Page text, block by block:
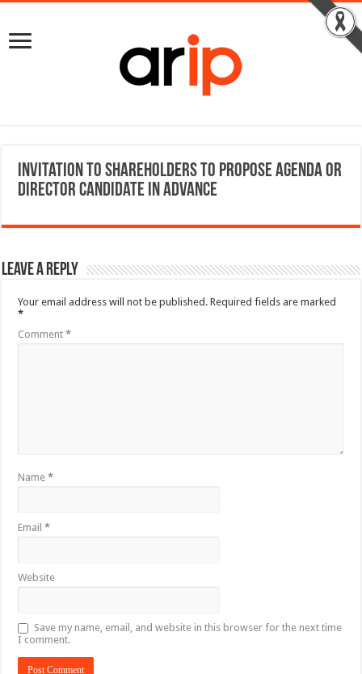
Invitation to Shareholders to propose agenda or
director candidate in advance
Leave a Reply
Your email address will not be published. Required fields are marked
*
Comment*
Name*
Email*
Website
Save my name, email, and website in this browser for the next time
I comment.